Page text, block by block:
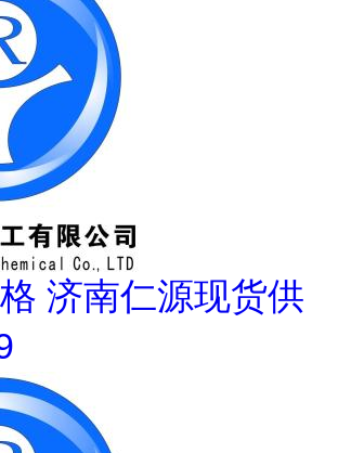
济南仁源现货供